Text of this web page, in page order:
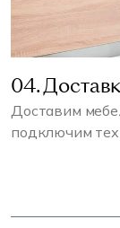
04.
Доставим
подключим